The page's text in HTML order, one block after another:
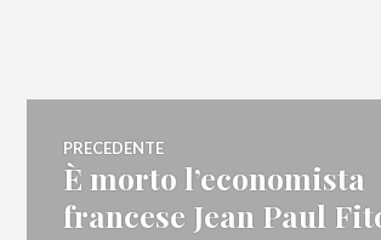
Navigazione
articoli
PRECEDENTE
Articolo
precedente:
È morto l’economista
francese Jean Paul